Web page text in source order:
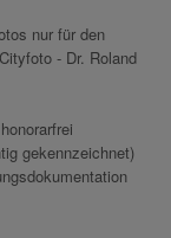
nur für den
- Dr. Roland
gekennzeichnet)